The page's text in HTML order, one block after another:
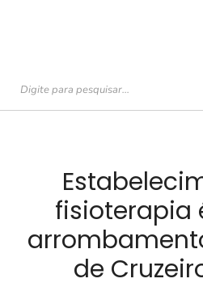
fisioterapia
de